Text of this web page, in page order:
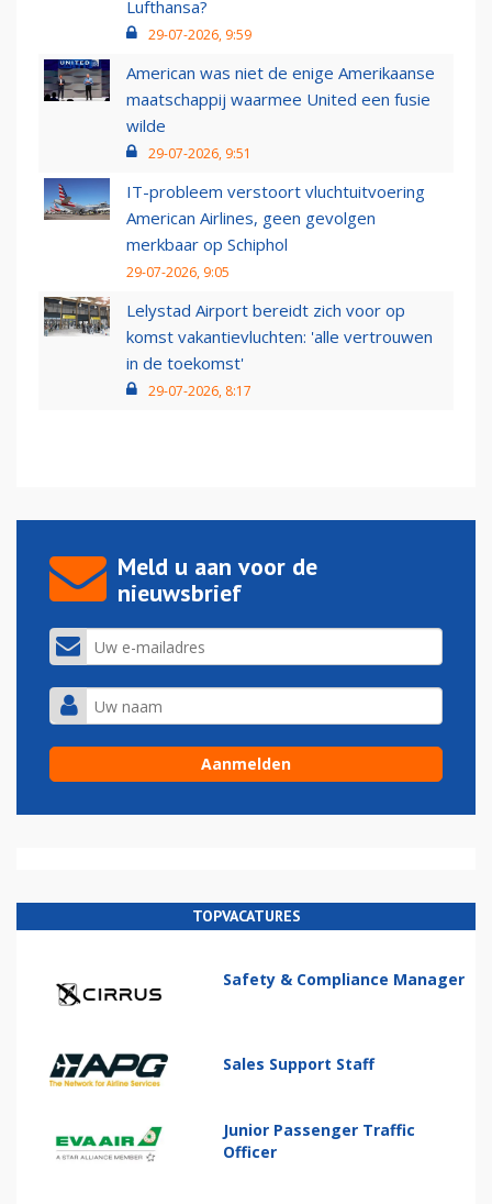
Lufthansa?
29-07-2026, 9:59
American was niet de enige Amerikaanse
maatschappij waarmee United een fusie
wilde
29-07-2026, 9:51
IT-probleem verstoort vluchtuitvoering
American Airlines, geen gevolgen
merkbaar op Schiphol
29-07-2026, 9:05
Lelystad Airport bereidt zich voor op
komst vakantievluchten: 'alle vertrouwen
in de toekomst'
29-07-2026, 8:17
Meld u aan voor de
nieuwsbrief
TOPVACATURES
Safety & Compliance Manager
Sales Support Staff
Junior Passenger Traffic
Officer